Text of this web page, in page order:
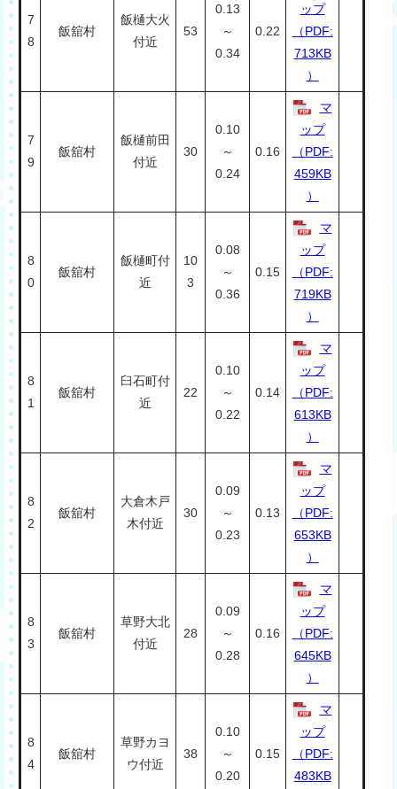
7
8
飯舘村
飯樋大火
付近
53
0.13
～
0.34
0.22
ップ
（PDF:
713KB
）
7
9
飯舘村
飯樋前田
付近
30
0.10
～
0.24
0.16
マ
ップ
（PDF:
459KB
）
8
0
飯舘村
飯樋町付
近
10
3
0.08
～
0.36
0.15
マ
ップ
（PDF:
719KB
）
8
1
飯舘村
臼石町付
近
22
0.10
～
0.22
0.14
マ
ップ
（PDF:
613KB
）
8
2
飯舘村
大倉木戸
木付近
30
0.09
～
0.23
0.13
マ
ップ
（PDF:
653KB
）
8
3
飯舘村
草野大北
付近
28
0.09
～
0.28
0.16
マ
ップ
（PDF:
645KB
）
8
4
飯舘村
草野カヨ
ウ付近
38
0.10
～
0.20
0.15
マ
ップ
（PDF:
483KB